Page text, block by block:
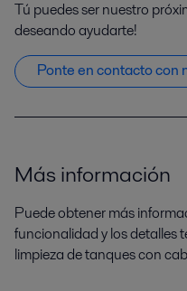
Tú puedes ser nuestro
deseando ayudarte!
Ponte en contacto con
Más información
Puede obtener más
funcionalidad y los detalles
limpieza de tanques con